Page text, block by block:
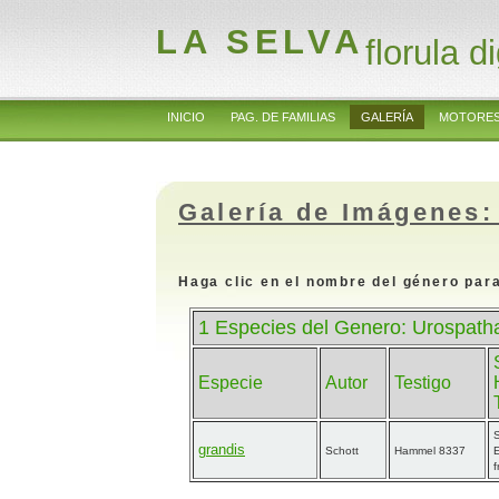
LA SELVAflorula
INICIO PAG. DE FAMILIAS GALERÍA
Galería de
Haga clic en el nombre del género
1 Especies del Genero:
Especie Autor Testigo
grandis Schott Hammel 8337